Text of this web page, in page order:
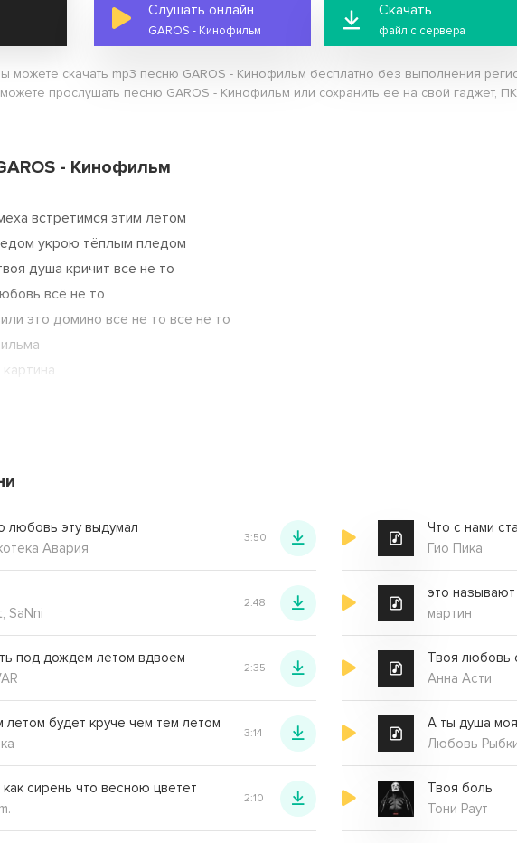
Слушать онлайн
GAROS - Кинофильм
Скачать
файл с сервера
можете скачать mp3 песню GAROS - Кинофильм бесплатно без выполнения
прослушать песню GAROS - Кинофильм или сохранить ее на свой гаджет,
- Кинофильм
встретимся этим летом
укрою тёплым пледом
душа кричит все не то
всё не то
это домино все не то все не то
любовь эту выдумал
Авария
3:50
Что с нами
Гио Пика
SaNni
2:48
это
мартин
под дождем летом вдвоем
2:35
Твоя любовь
Анна Асти
летом будет круче чем тем летом
3:14
А ты душа
Любовь
сирень что весною цветет
2:10
Твоя боль
Тони Раут